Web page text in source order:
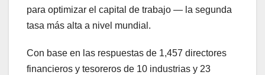
para optimizar el capital de trabajo — la segunda
tasa más alta a nivel mundial.
Con base en las respuestas de 1,457 directores
financieros y tesoreros de 10 industrias y 23